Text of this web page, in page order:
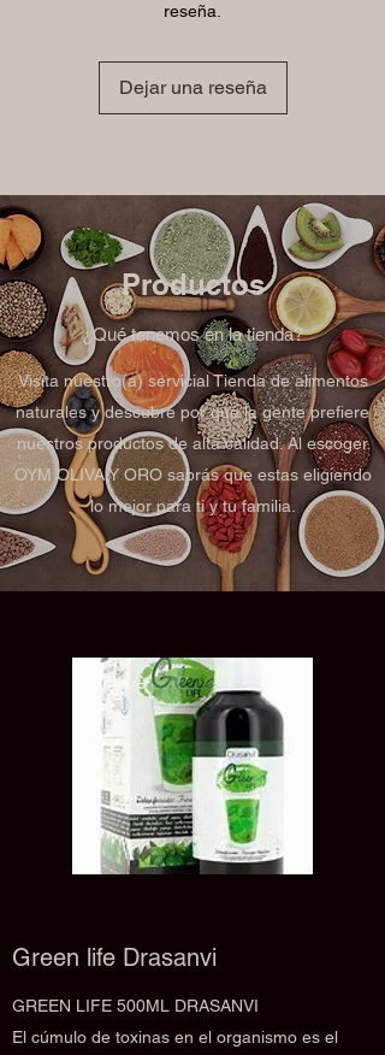
reseña.
Dejar una reseña
Productos
¿Qué tenemos en la tienda?
Visita nuestro(a) servicial Tienda de alimentos
naturales y descubre por qué la gente prefiere
nuestros productos de alta calidad. Al escoger
OYM OLIVA Y ORO sabrás que estas eligiendo
lo mejor para ti y tu familia.
Green life Drasanvi
GREEN LIFE 500ML DRASANVI
El cúmulo de toxinas en el organismo es el